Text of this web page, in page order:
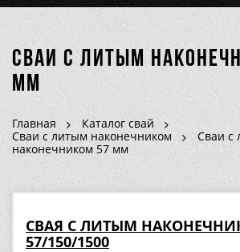
Сваи с литым
мм
Главная
Каталог свай
Сваи с литым наконечником
Сваи с
наконечником 57 мм
СВАЯ С ЛИТЫМ
57/150/1500